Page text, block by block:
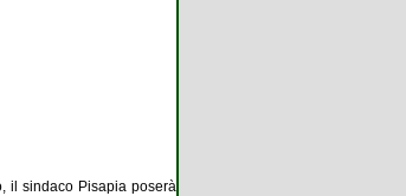
il sindaco Pisapia poserà